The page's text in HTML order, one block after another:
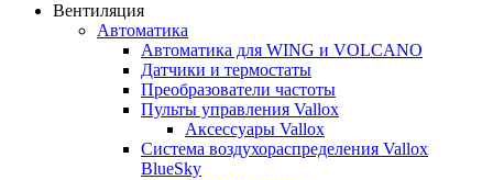
Вентиляция
Автоматика
Автоматика для WING и VOLCANO
Датчики и термостаты
Преобразователи частоты
Пульты управления Vallox
Аксессуары Vallox
Система воздухораспределения Vallox
BlueSky